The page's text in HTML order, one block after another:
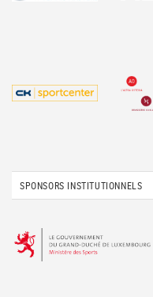
SPONSORS INSTITUTIONNELS